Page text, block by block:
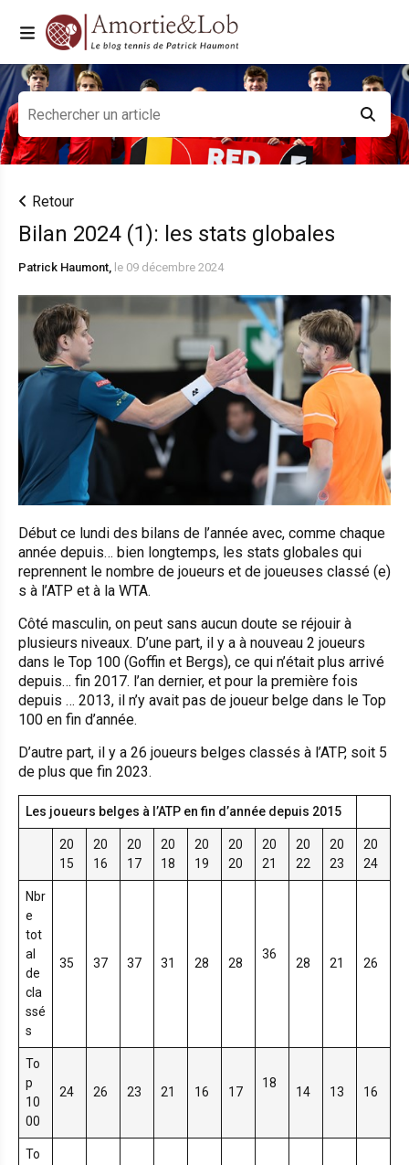
Retour
Bilan 2024 (1): les stats globales
Patrick Haumont, le 09 décembre 2024
Début ce lundi des bilans de l’année avec, comme chaque
année depuis… bien longtemps, les stats globales qui
reprennent le nombre de joueurs et de joueuses classé (e)
s à l’ATP et à la WTA.
Côté masculin, on peut sans aucun doute se réjouir à
plusieurs niveaux. D’une part, il y a à nouveau 2 joueurs
dans le Top 100 (Goffin et Bergs), ce qui n’était plus arrivé
depuis… fin 2017. l’an dernier, et pour la première fois
depuis … 2013, il n’y avait pas de joueur belge dans le Top
100 en fin d’année.
D’autre part, il y a 26 joueurs belges classés à l’ATP, soit 5
de plus que fin 2023.
Les joueurs belges à l’ATP en fin d’année depuis 2015
20
15
20
16
20
17
20
18
20
19
20
20
20
21
20
22
20
23
20
24
Nbr
e
tot
al
de
cla
ssé
s
35 37 37 31 28 28
36
28 21 26
To
p
10
00
24 26 23 21 16 17
18
14 13 16
To